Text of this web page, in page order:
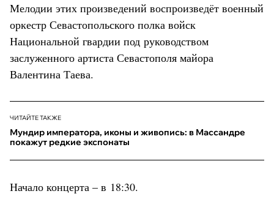
Мелодии этих произведений воспроизведёт военный
оркестр Севастопольского полка войск
Национальной гвардии под руководством
заслуженного артиста Севастополя майора
Валентина Таева.
ЧИТАЙТЕ ТАКЖЕ
Мундир императора, иконы и живопись: в Массандре
покажут редкие экспонаты
Начало концерта – в 18:30.